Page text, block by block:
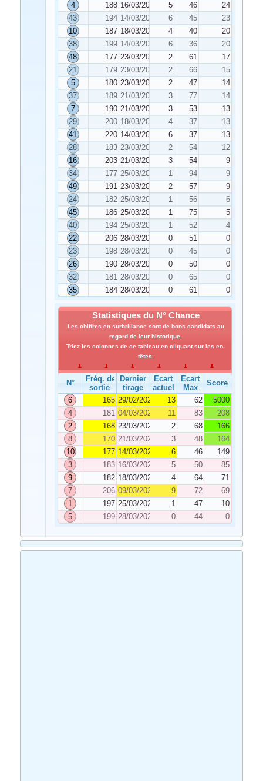
4
188 16/03/2020 5 46
24
43
194 14/03/2020 6 45
23
10
187 18/03/2020 4 40
20
38
199 14/03/2020 6 36
20
48
177 23/03/2020 2 61
17
21
179 23/03/2020 2 66
15
5
180 23/03/2020 2 47
14
37
189 21/03/2020 3 77
14
7
190 21/03/2020 3 53
13
29
200 18/03/2020 4 37
13
41
220 14/03/2020 6 37
13
28
183 23/03/2020 2 54
12
16
203 21/03/2020 3 54
9
34
177 25/03/2020 1 94
9
49
191 23/03/2020 2 57
9
24
182 25/03/2020 1 56
6
45
186 25/03/2020 1 75
5
40
194 25/03/2020 1 52
4
22
206 28/03/2020 0 51
0
23
198 28/03/2020 0 45
0
26
190 28/03/2020 0 50
0
32
181 28/03/2020 0 65
0
35
184 28/03/2020 0 61 0
Statistiques du N° Chance
Les chiffres en surbrillance sont de bons candidats au
regard de leur historique.
Triez les colonnes de ce tableau en cliquant sur les en-
têtes.
N°
Fréq. de
sortie
Dernier
tirage
Ecart
actuel
Ecart
Max
Score
6
165 29/02/2020 13 62
5000
4
181 04/03/2020 11 83
208
2
168 23/03/2020 2 68
166
8
170 21/03/2020 3 48
164
10
177 14/03/2020 6 46
149
3
183 16/03/2020 5 50
85
9
182 18/03/2020 4 64
71
7
206 09/03/2020 9 72
69
1
197 25/03/2020 1 47
10
5
199 28/03/2020 0 44 0